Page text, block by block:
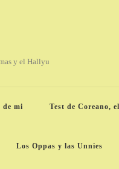
y el Hallyu
de mi Test de Coreano,
Los Oppas y las Unnies